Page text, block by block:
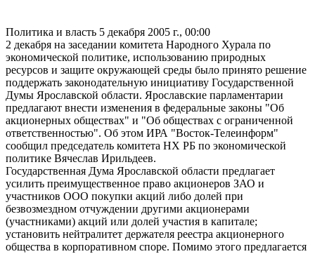
Политика и власть 5 декабря 2005 г., 00:00
2 декабря на заседании комитета Народного Хурала по
экономической политике, использованию природных
ресурсов и защите окружающей среды было принято решение
поддержать законодательную инициативу Государственной
Думы Ярославской области. Ярославские парламентарии
предлагают внести изменения в федеральные законы "Об
акционерных обществах" и "Об обществах с ограниченной
ответственностью". Об этом ИРА "Восток-Телеинформ"
сообщил председатель комитета НХ РБ по экономической
политике Вячеслав Ирильдеев.
Государственная Дума Ярославской области предлагает
усилить преимущественное право акционеров ЗАО и
участников ООО покупки акций либо долей при
безвозмездном отчуждении другими акционерами
(участниками) акций или долей участия в капитале;
установить нейтралитет держателя реестра акционерного
общества в корпоративном споре. Помимо этого предлагается